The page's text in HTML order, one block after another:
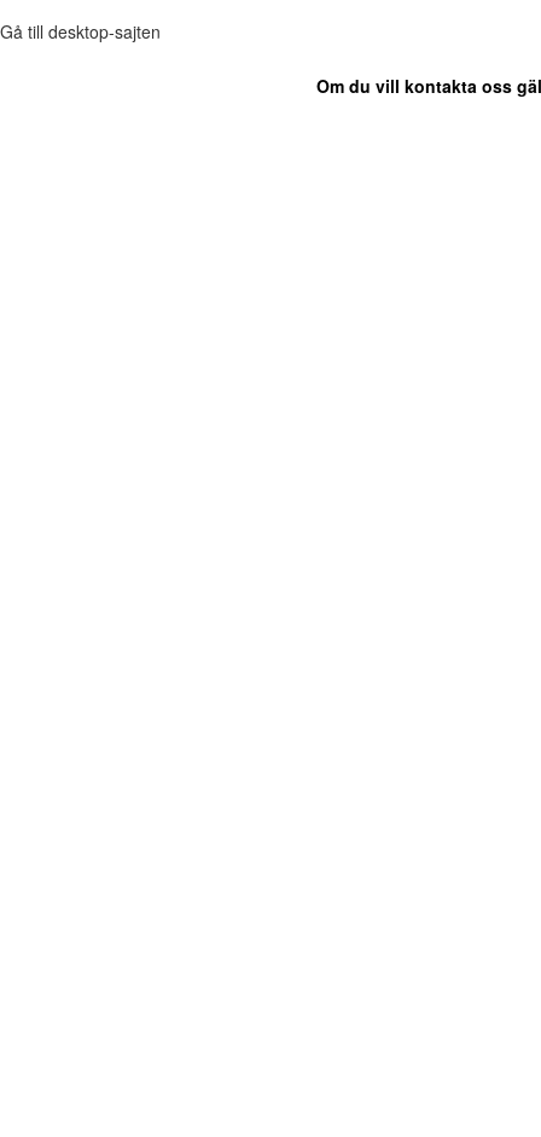
Gå till desktop-sajten
Om du vill kontakta oss